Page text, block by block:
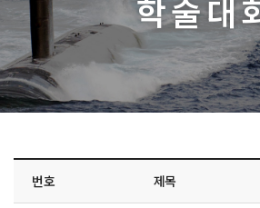
학술대
번호 제목